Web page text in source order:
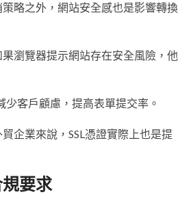
略之外，網站安全感也是影響轉換
瀏覽器提示網站存在安全風險，他
客戶顧慮，提高表單提交率。
企業來說，SSL憑證實際上也是提
要求